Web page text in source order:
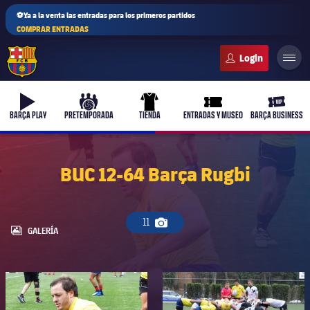
⚽Ya a la venta las entradas para los primeros partidos
COMPRAR ENTRADAS
b-play
BARÇA PLAY
culers-ball
PRETEMPORADA
uniform
TIENDA
ticket-full
ENTRADAS Y MUSEO
ticket-
BARÇA BUSINESS
BUC 12-64 Barça Rugbi
11
Icono de cámara
LABEL.ARIA.GALLERY
GALERÍA
FC Barcelona club badge FC Barcelona club badge